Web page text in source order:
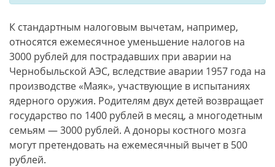
К стандартным налоговым вычетам, например,
относятся ежемесячное уменьшение налогов на
3000 рублей для пострадавших при аварии на
Чернобыльской АЭС, вследствие аварии 1957 года на
производстве «Маяк», участвующие в испытаниях
ядерного оружия. Родителям двух детей возвращает
государство по 1400 рублей в месяц, а многодетным
семьям — 3000 рублей. А доноры костного мозга
могут претендовать на ежемесячный вычет в 500
рублей.